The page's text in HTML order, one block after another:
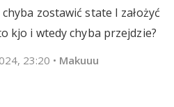
zostawić state I założyć
kjo i wtedy chyba przejdzie?
23:20 • Makuuu